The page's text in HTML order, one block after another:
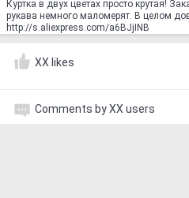
Куртка в двух цветах просто крутая!
рукава немного маломерят. В целом
http://s.aliexpress.com/a6BJjINB
XX likes
Comments by XX users